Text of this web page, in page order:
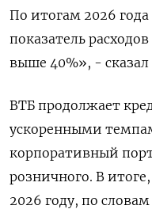
По итогам 2026
показатель
выше 40%», - сказал
ВТБ продолжает
ускоренными
корпоративный
розничного. В
2026 году, по